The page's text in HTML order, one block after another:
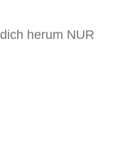
herum NUR